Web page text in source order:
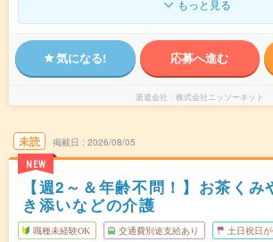
もっと見る
気になる! 応募へ進む
派遣会社 株式会社ニッソーネット
未読
NEW
掲載日 2026/08/05
【週2～＆年齢不問！】お茶く
き添いなどの介護
職種未経験OK 交通費別途支給あり 土日祝日